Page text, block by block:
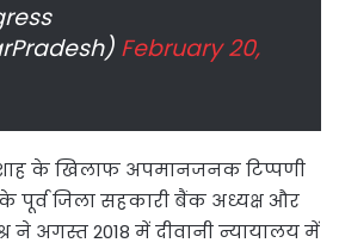
February 20,
के खिलाफ अपमानजनक टिप्पणी
पूर्व जिला सहकारी बैंक अध्यक्ष और
ने अगस्त 2018 में दीवानी न्यायालय में